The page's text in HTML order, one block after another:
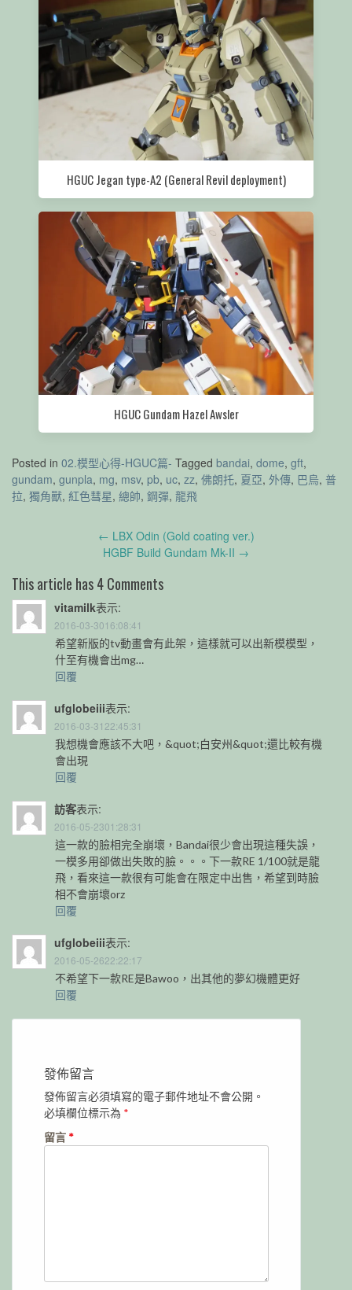
HGUC Jegan type-A2 (General Revil deployment)
HGUC Gundam Hazel Awsler
Posted in 02.模型心得-HGUC篇- Tagged bandai, dome, gft,
gundam, gunpla, mg, msv, pb, uc, zz, 佛朗托, 夏亞, 外傳, 巴烏, 普
拉, 獨角獸, 紅色彗星, 總帥, 鋼彈, 龍飛
← LBX Odin (Gold coating ver.)
HGBF Build Gundam Mk-II →
This article has 4 Comments
vitamilk表示:
2016-03-3016:08:41
希望新版的tv動畫會有此架，這樣就可以出新模模型，
什至有機會出mg…
回覆
ufglobeiii表示:
2016-03-3122:45:31
我想機會應該不大吧，&quot;白安州&quot;還比較有機
會出現
回覆
訪客表示:
2016-05-2301:28:31
這一款的臉相完全崩壞，Bandai很少會出現這種失誤，
一模多用卻做出失敗的臉。。。下一款RE 1/100就是龍
飛，看來這一款很有可能會在限定中出售，希望到時臉
相不會崩壞orz
回覆
ufglobeiii表示:
2016-05-2622:22:17
不希望下一款RE是Bawoo，出其他的夢幻機體更好
回覆
發佈留言
發佈留言必須填寫的電子郵件地址不會公開。
必填欄位標示為 *
留言 *